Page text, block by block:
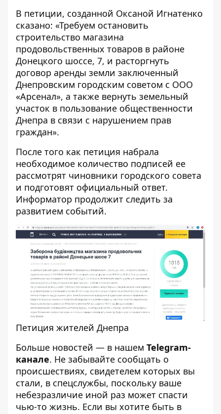
В петиции, созданной Оксаной Игнатенко
сказано: «Требуем остановить
строительство магазина
продовольственных товаров в районе
Донецкого шоссе, 7, и расторгнуть
договор аренды земли заключенный
Днепровским городским советом с ООО
«Арсенал», а также вернуть земельный
участок в пользование общественности
Днепра в связи с нарушением прав
граждан».
После того как петиция набрала
необходимое количество подписей ее
рассмотрят чиновники городского совета
и подготовят официальный ответ.
Информатор продолжит следить за
развитием событий.
Петиция жителей Днепра
Больше новостей — в нашем Telegram-
канале. Не забывайте сообщать о
происшествиях, свидетелем которых вы
стали, в спецслужбы, поскольку ваше
небезразличие иной раз может спасти
чью-то жизнь. Если вы хотите быть в